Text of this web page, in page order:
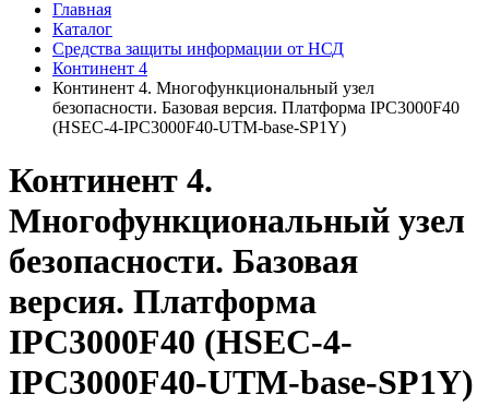
Главная
Каталог
Средства защиты информации от НСД
Континент 4
Континент 4. Многофункциональный узел
безопасности. Базовая версия. Платформа IPC3000F40
(HSEC-4-IPC3000F40-UTM-base-SP1Y)
Континент 4.
Многофункциональный узел
безопасности. Базовая
версия. Платформа
IPC3000F40 (HSEC-4-
IPC3000F40-UTM-base-SP1Y)